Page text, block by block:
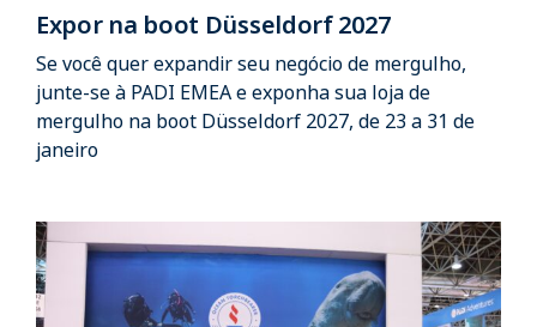
Expor na boot Düsseldorf 2027
Se você quer expandir seu negócio de mergulho,
junte-se à PADI EMEA e exponha sua loja de
mergulho na boot Düsseldorf 2027, de 23 a 31 de
janeiro